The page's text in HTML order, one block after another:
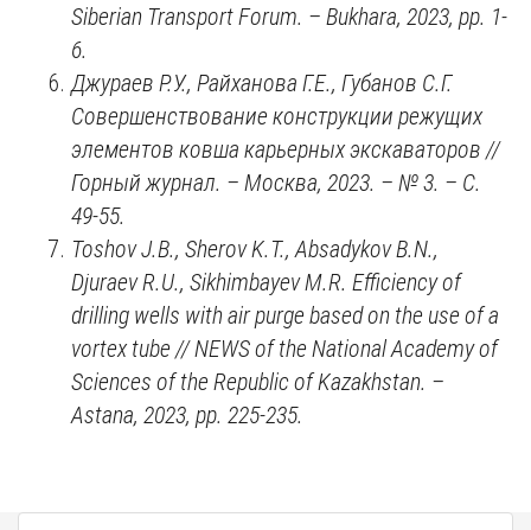
Siberian Transport Forum. – Bukhara, 2023, pp. 1-
6.
Джураев Р.У., Райханова Г.Е., Губанов С.Г.
Совершенствование конструкции режущих
элементов ковша карьерных экскаваторов //
Горный журнал. – Москва, 2023. – № 3. – С.
49-55.
Toshov J.B., Sherov K.T., Absadykov B.N.,
Djuraev R.U., Sikhimbayev M.R. Efficiency of
drilling wells with air purge based on the use of a
vortex tube // NEWS of the National Academy of
Sciences of the Republic of Kazakhstan. –
Astana, 2023, pp. 225-235.